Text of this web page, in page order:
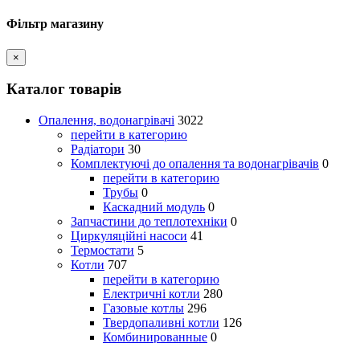
Фільтр магазину
×
Каталог товарів
Опалення, водонагрівачі 3022
перейти в категорию
Радіатори 30
Комплектуючі до опалення та водонагрівачів 0
перейти в категорию
Трубы 0
Каскадний модуль 0
Запчастини до теплотехніки 0
Циркуляційні насоси 41
Термостати 5
Котли 707
перейти в категорию
Електричні котли 280
Газовые котлы 296
Твердопаливні котли 126
Комбинированные 0